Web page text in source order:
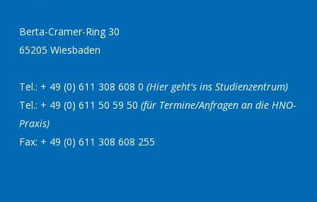
Berta-Cramer-Ring 30
65205 Wiesbaden
Tel.: + 49 (0) 611 308 608 0 (Hier geht's ins Studienzentrum)
Tel.: + 49 (0) 611 50 59 50 (für Termine/Anfragen an die HNO-
Praxis)
Fax: + 49 (0) 611 308 608 255